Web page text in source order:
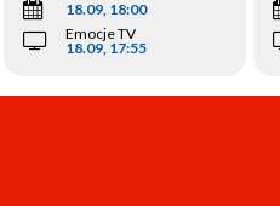
18.09, 18:00
Emocje TV
18.09, 17:55